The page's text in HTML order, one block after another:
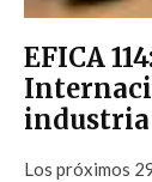
EFICA
industria
Los próximos